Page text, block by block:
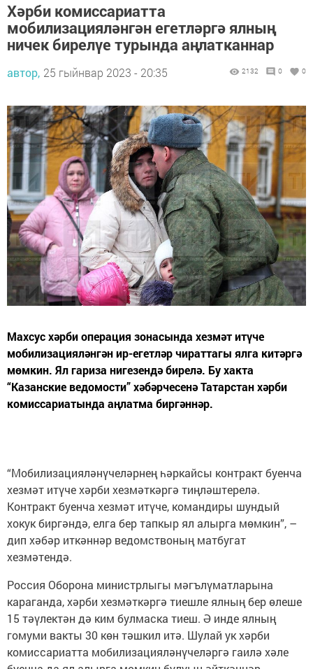
Хәрби комиссариатта
мобилизацияләнгән егетләргә ялның
ничек бирелүе турында аңлатканнар
автор, 25 гыйнвар 2023 - 20:35 2132 0 0
Махсус хәрби операция зонасында хезмәт итүче
мобилизацияләнгән ир-егетләр чираттагы ялга китәргә
мөмкин. Ял гариза нигезендә бирелә. Бу хакта
“Казанские ведомости” хәбәрчесенә Татарстан хәрби
комиссариатында аңлатма биргәннәр.
“Мобилизацияләнүчеләрнең һәркайсы контракт буенча
хезмәт итүче хәрби хезмәткәргә тиңләштерелә.
Контракт буенча хезмәт итүче, командиры шундый
хокук биргәндә, елга бер тапкыр ял алырга мөмкин”, –
дип хәбәр иткәннәр ведомствоның матбугат
хезмәтендә.
Россия Оборона министрлыгы мәгълүматларына
караганда, хәрби хезмәткәргә тиешле ялның бер өлеше
15 тәүлектән дә ким булмаска тиеш. Ә инде ялның
гомуми вакты 30 көн тәшкил итә. Шулай ук хәрби
комиссариатта мобилизацияләнүчеләргә гаилә хәле